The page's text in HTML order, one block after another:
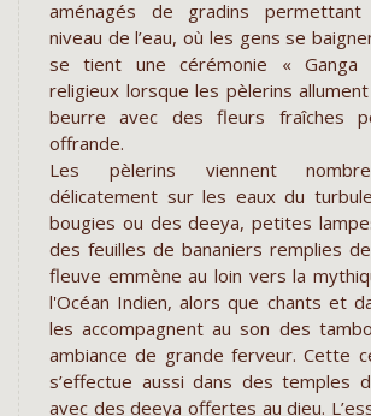
aménagés de gradins permettant
niveau de l’eau, où les gens se
se tient une cérémonie « Ganga
religieux lorsque les pèlerins
beurre avec des fleurs fraîches
offrande.
Les pèlerins viennent
délicatement sur les eaux du
bougies ou des deeya, petites
des feuilles de bananiers remplies
fleuve emmène au loin vers la
l'Océan Indien, alors que chants et
les accompagnent au son des
ambiance de grande ferveur. Cette
s’effectue aussi dans des temples
avec des deeya offertes au dieu.